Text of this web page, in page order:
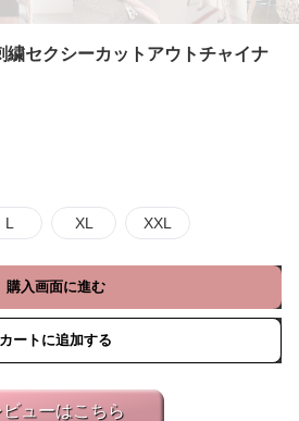
繍セクシーカットアウトチャイナ
L XL XXL
購入画面に進む
カートに追加する
ビューはこちら